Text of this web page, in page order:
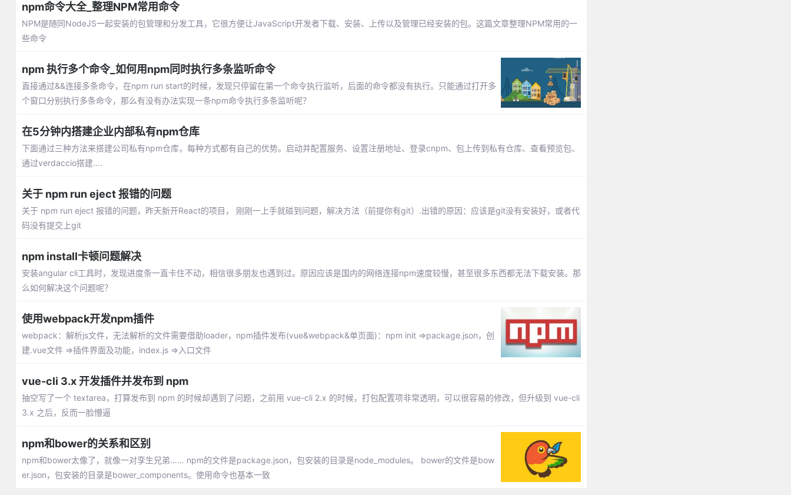
npm命令大全_整理NPM常用命令
NPM是随同NodeJS一起安装的包管理和分发工具，它很方便让JavaScript开发者下载、安装、上传以及管理已经安装的包。这篇文章整理NPM常用的一
些命令
npm 执行多个命令_如何用npm同时执行多条监听命令
直接通过&&连接多条命令，在npm run start的时候，发现只停留在第一个命令执行监听，后面的命令都没有执行。只能通过打开多
个窗口分别执行多条命令，那么有没有办法实现一条npm命令执行多条监听呢？
在5分钟内搭建企业内部私有npm仓库
下面通过三种方法来搭建公司私有npm仓库，每种方式都有自己的优势。启动并配置服务、设置注册地址、登录cnpm、包上传到私有仓库、查看预览包、
通过verdaccio搭建....
关于 npm run eject 报错的问题
关于 npm run eject 报错的问题，昨天新开React的项目， 刚刚一上手就碰到问题，解决方法（前提你有git）.出错的原因：应该是git没有安装好，或者代
码没有提交上git
npm install卡顿问题解决
安装angular cli工具时，发现进度条一直卡住不动，相信很多朋友也遇到过。原因应该是国内的网络连接npm速度较慢，甚至很多东西都无法下载安装。那
么如何解决这个问题呢？
使用webpack开发npm插件
webpack：解析js文件，无法解析的文件需要借助loader，npm插件发布(vue&webpack&单页面)：npm init =>package.json，创
建.vue文件 =>插件界面及功能，index.js =>入口文件
vue-cli 3.x 开发插件并发布到 npm
抽空写了一个 textarea，打算发布到 npm 的时候却遇到了问题，之前用 vue-cli 2.x 的时候，打包配置项非常透明，可以很容易的修改，但升级到 vue-cli
3.x 之后，反而一脸懵逼
npm和bower的关系和区别
npm和bower太像了，就像一对孪生兄弟…… npm的文件是package.json，包安装的目录是node_modules。 bower的文件是bow
er.json，包安装的目录是bower_components。使用命令也基本一致